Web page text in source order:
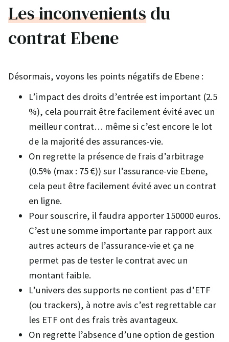
Les inconvenientsdu
contrat Ebene
Désormais, voyons les points négatifs de Ebene :
L’impact des droits d’entrée est important (2.5
%), cela pourrait être facilement évité avec un
meilleur contrat… même si c’est encore le lot
de la majorité des assurances-vie.
On regrette la présence de frais d’arbitrage
(0.5% (max : 75 €)) sur l’assurance-vie Ebene,
cela peut être facilement évité avec un contrat
en ligne.
Pour souscrire, il faudra apporter 150000 euros.
C’est une somme importante par rapport aux
autres acteurs de l’assurance-vie et ça ne
permet pas de tester le contrat avec un
montant faible.
L’univers des supports ne contient pas d’ETF
(ou trackers), à notre avis c’est regrettable car
les ETF ont des frais très avantageux.
On regrette l’absence d’une option de gestion